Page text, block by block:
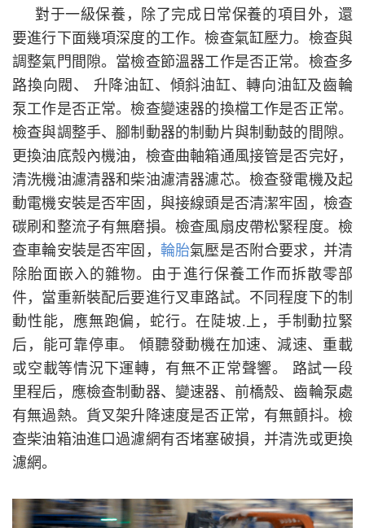
對于一級保養，除了完成日常保養的項目外，還
要進行下面幾項深度的工作。檢查氣缸壓力。檢查與
調整氣門間隙。當檢查節溫器工作是否正常。檢查多
路換向閥、
升降油缸、傾斜油缸、轉向油缸及齒輪
泵工作是否正常。檢查變速器的換檔工作是否正常。
檢查與調整手、腳制動器的制動片與制動鼓的間隙。
更換油底殼內機油，檢查曲軸箱通風接管是否完好，
清洗機油濾清器和柴油濾清器濾芯。檢查發電機及起
動電機安裝是否牢固，與接線頭是否清潔牢固，檢查
碳刷和整流子有無磨損。檢查風扇皮帶松緊程度。檢
查車輪安裝是否牢固， 輪胎氣壓是否附合要求，并清
除胎面嵌入的雜物。由于進行保養工作而拆散零部
件，當重新裝配后要進行叉車路試。不同程度下的制
動性能，應無跑偏，蛇行。在陡坡. 上，手制動拉緊
后，能可靠停車。 傾聽發動機在加速、減速、重載
或空載等情況下運轉，有無不正常聲響。 路試一段
里程后，應檢查制動器、變速器、前橋殼、齒輪泵處
有無過熱。貨叉架升降速度是否正常，有無顫抖。檢
查柴油箱油進口過濾網有否堵塞破損，并清洗或更換
濾網。